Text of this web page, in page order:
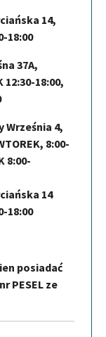
14,
18:00
37A,
12:30-18:00,
Września 4,
8:00-
8:00-
14
18:00
posiadać
PESEL ze